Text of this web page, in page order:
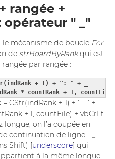
rangée +
" _"
le mécanisme de boucle For
de strBoardByRankqui est
par rangée :
+ 1) + ": " + _
* countRank + 1,
+ 1) + ’’ : ’’ +
+ 1, countFile) + vbCrLf
on l’a coupée en
continuation de ligne " _"
Shift) [underscore] qui
à la même longue